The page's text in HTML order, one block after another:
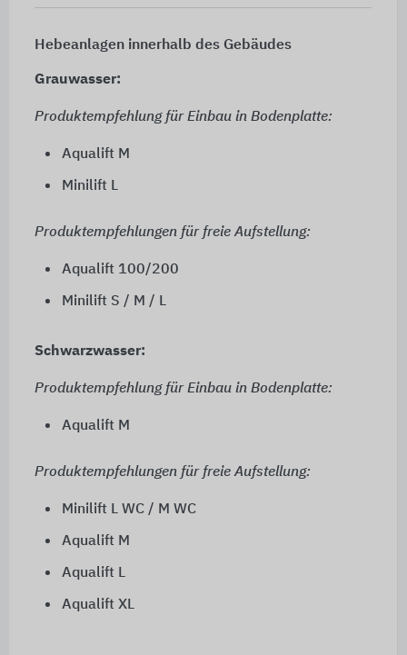
Hebeanlagen innerhalb des Gebäudes
Grauwasser:
Produktempfehlung für Einbau in Bodenplatte:
Aqualift M
Minilift L
Produktempfehlungen für freie Aufstellung:
Aqualift 100/200
Minilift S / M / L
Schwarzwasser:
Produktempfehlung für Einbau in Bodenplatte:
Aqualift M
Produktempfehlungen für freie Aufstellung:
Minilift L WC / M WC
Aqualift M
Aqualift L
Aqualift XL